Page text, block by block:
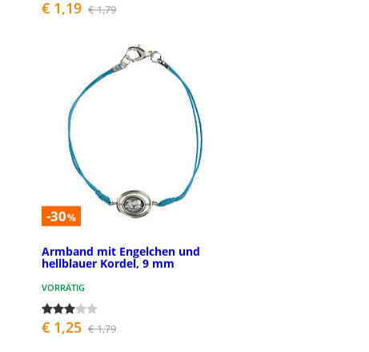
€ 1,19 € 1,79
-30%
Armband mit Engelchen und
hellblauer Kordel, 9 mm
VORRÄTIG
€ 1,25 € 1,79